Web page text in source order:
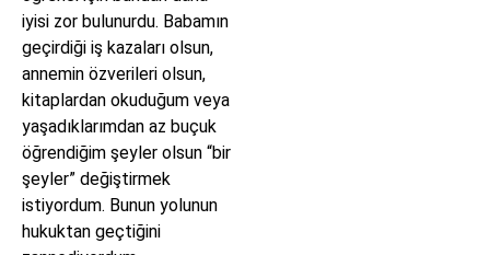
iyisi zor bulunurdu. Babamın
geçirdiği iş kazaları olsun,
annemin özverileri olsun,
kitaplardan okuduğum veya
yaşadıklarımdan az buçuk
öğrendiğim şeyler olsun “bir
şeyler” değiştirmek
istiyordum. Bunun yolunun
hukuktan geçtiğini